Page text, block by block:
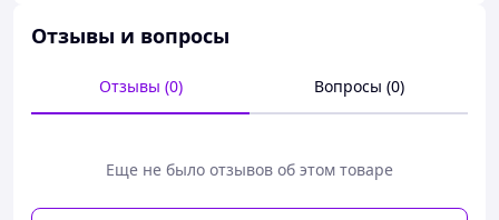
добавить особый дизайн, логотип,
фамилии и имена. Наша продукция —
нашего опыта в изготовлении
качественных и стильных элементов
Мы в АБокс не занимаемся разработкой дизайна, но
всегда готовы реализовать все ваши идеи и
Отзывы и вопросы
Отзывы (0) Вопросы (0)
Еще не было отзывов об этом товаре